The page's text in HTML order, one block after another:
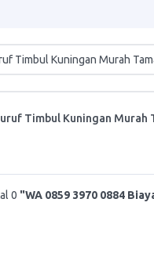
Timbul Kuningan Murah
0 "WA 0859 3970 0884